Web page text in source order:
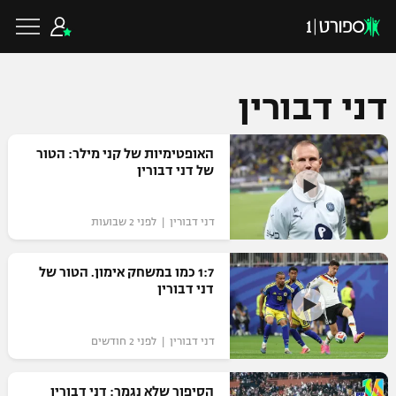
כדורגל ישראלי
ליגת העל
גביע הטוטו
ליגיונרים
גביע המדינה
כדורגל עולמי
ליגת האלופות
ליגה אירופית
ליגה אנגלית
כדורסל ישראלי
ליגת ווינר סל
ליגה לאומית
כדורסל עולמי
NBA
דני דבורין
האופטימיות של קני מילר: הטור
של דני דבורין
דני דבורין | לפני 2 שבועות
1:7 כמו במשחק אימון. הטור של
דני דבורין
דני דבורין | לפני 2 חודשים
הסיפור שלא נגמר: דני דבורין